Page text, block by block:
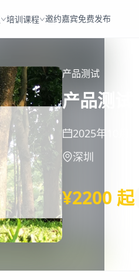
培训课程 邀约嘉宾免费发布
产品测试
产品测试
2025年10月27
深圳
¥2200 起